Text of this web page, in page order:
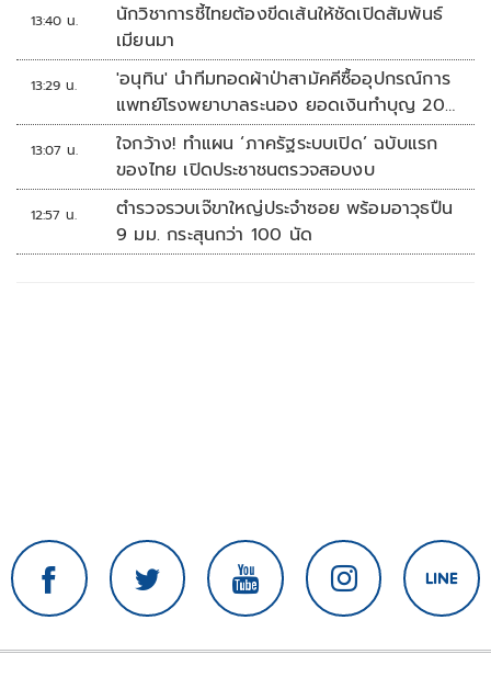
13:40 น.
นักวิชาการชี้ไทยต้องขีดเส้นให้ชัดเปิดสัมพันธ์
เมียนมา
13:29 น.
'อนุทิน' นำทีมทอดผ้าป่าสามัคคีซื้ออุปกรณ์การ
แพทย์โรงพยาบาลระนอง ยอดเงินทำบุญ 20
ล้านบาท
13:07 น.
ใจกว้าง! ทำแผน ‘ภาครัฐระบบเปิด’ ฉบับแรก
ของไทย เปิดประชาชนตรวจสอบงบ
12:57 น.
ตำรวจรวบเจ๊ขาใหญ่ประจำซอย พร้อมอาวุธปืน
9 มม. กระสุนกว่า 100 นัด